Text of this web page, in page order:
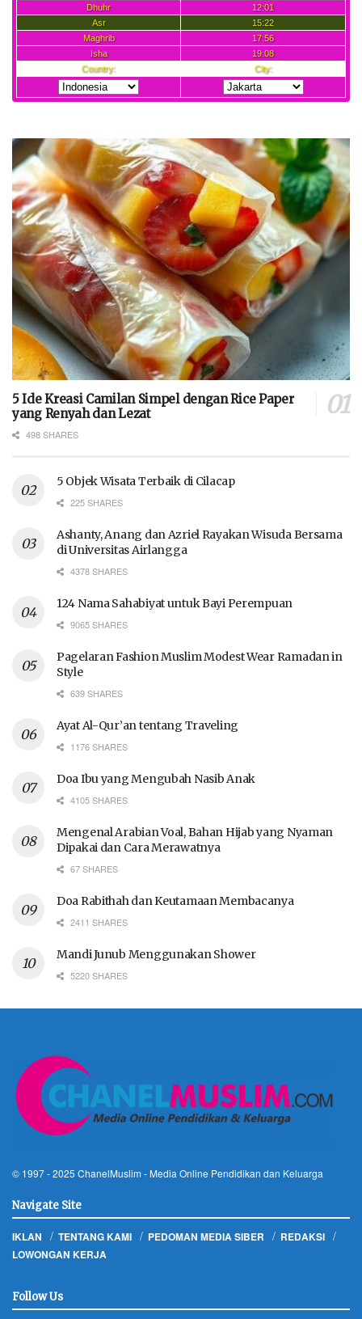
5 Ide Kreasi Camilan Simpel dengan Rice Paper
yang Renyah dan Lezat
498 SHARES
5 Objek Wisata Terbaik di Cilacap
225 SHARES
Ashanty, Anang dan Azriel Rayakan Wisuda Bersama
di Universitas Airlangga
4378 SHARES
124 Nama Sahabiyat untuk Bayi Perempuan
9065 SHARES
Pagelaran Fashion Muslim Modest Wear Ramadan in
Style
639 SHARES
Ayat Al-Qur’an tentang Traveling
1176 SHARES
Doa Ibu yang Mengubah Nasib Anak
4105 SHARES
Mengenal Arabian Voal, Bahan Hijab yang Nyaman
Dipakai dan Cara Merawatnya
67 SHARES
Doa Rabithah dan Keutamaan Membacanya
2411 SHARES
Mandi Junub Menggunakan Shower
5220 SHARES
© 1997 - 2025 ChanelMuslim - Media Online Pendidikan dan Keluarga
Navigate Site
IKLAN TENTANG KAMI PEDOMAN MEDIA SIBER
REDAKSI
LOWONGAN KERJA
Follow Us